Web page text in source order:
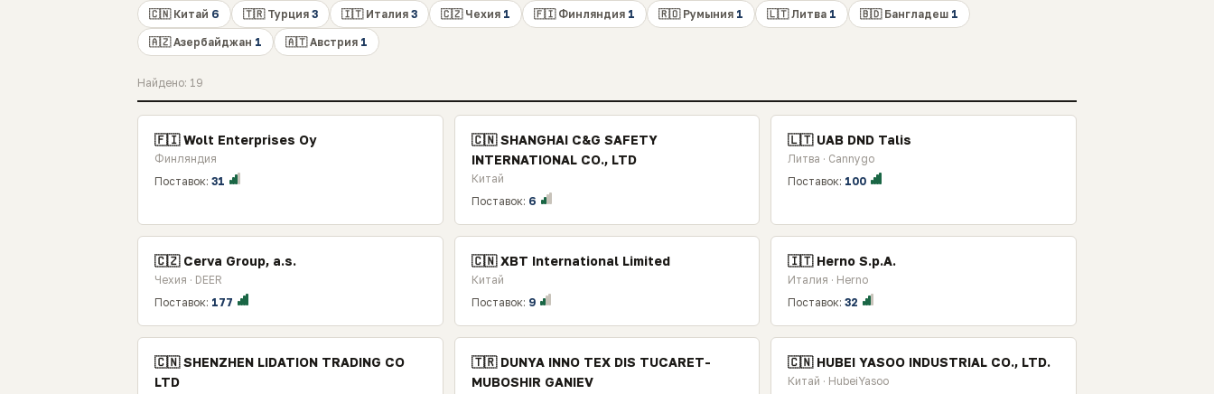
🇨🇳 Китай 6 🇹🇷 Турция 3 🇮🇹 Италия 3 🇨🇿 Чехия 1 🇫🇮 Финляндия 1 🇷🇴 Румыния 1 🇱🇹 Литва 1 🇧🇩 Бангладеш 1
🇦🇿 Азербайджан 1 🇦🇹 Австрия 1
Найдено: 19
🇫🇮 Wolt Enterprises Oy
Финляндия
Поставок: 31
🇨🇳 SHANGHAI C&G SAFETY
INTERNATIONAL CO., LTD
Китай
Поставок: 6
🇱🇹 UAB DND Talis
Литва · Cannygo
Поставок: 100
🇨🇿 Cerva Group, a.s.
Чехия · DEER
Поставок: 177
🇨🇳 XBT International Limited
Китай
Поставок: 9
🇮🇹 Herno S.p.A.
Италия · Herno
Поставок:32
🇨🇳 SHENZHEN LIDATION TRADING CO
LTD
🇹🇷 DUNYA INNO TEX DIS TUCARET-
MUBOSHIR GANIEV
🇨🇳 HUBEI YASOO INDUSTRIAL CO., LTD.
Китай · HubeiYasoo